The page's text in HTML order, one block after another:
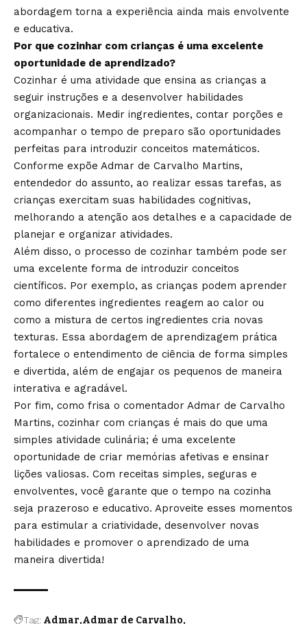
abordagem torna a experiência ainda mais envolvente
e educativa.
Por que cozinhar com crianças é uma excelente
oportunidade de aprendizado?
Cozinhar é uma atividade que ensina as crianças a
seguir instruções e a desenvolver habilidades
organizacionais. Medir ingredientes, contar porções e
acompanhar o tempo de preparo são oportunidades
perfeitas para introduzir conceitos matemáticos.
Conforme expõe Admar de Carvalho Martins,
entendedor do assunto, ao realizar essas tarefas, as
crianças exercitam suas habilidades cognitivas,
melhorando a atenção aos detalhes e a capacidade de
planejar e organizar atividades.
Além disso, o processo de cozinhar também pode ser
uma excelente forma de introduzir conceitos
científicos. Por exemplo, as crianças podem aprender
como diferentes ingredientes reagem ao calor ou
como a mistura de certos ingredientes cria novas
texturas. Essa abordagem de aprendizagem prática
fortalece o entendimento de ciência de forma simples
e divertida, além de engajar os pequenos de maneira
interativa e agradável.
Por fim, como frisa o comentador Admar de Carvalho
Martins, cozinhar com crianças é mais do que uma
simples atividade culinária; é uma excelente
oportunidade de criar memórias afetivas e ensinar
lições valiosas. Com receitas simples, seguras e
envolventes, você garante que o tempo na cozinha
seja prazeroso e educativo. Aproveite esses momentos
para estimular a criatividade, desenvolver novas
habilidades e promover o aprendizado de uma
maneira divertida!
Tag: Admar Admar de Carvalho